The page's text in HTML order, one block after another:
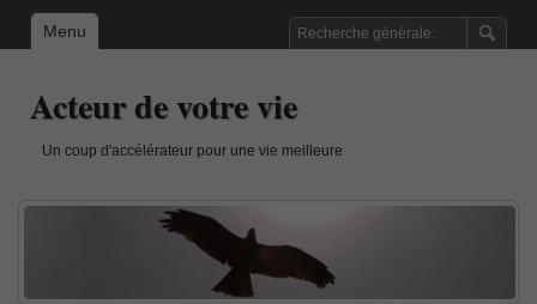
Menu
Acteur de votre vie
Un coup d'accélérateur pour une vie meilleure